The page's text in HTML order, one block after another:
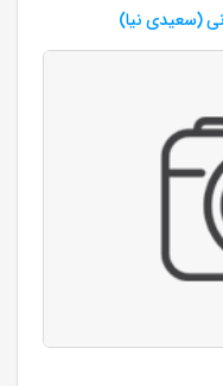
(سعیدی نیا)